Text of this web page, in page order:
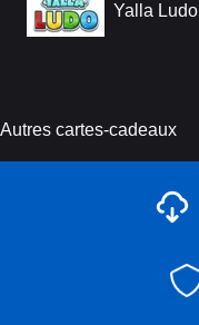
Yalla Ludo
Autres cartes-cadeaux